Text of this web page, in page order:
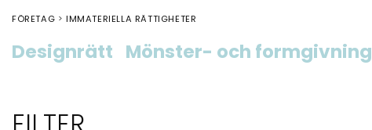
FÖRETAG IMMATERIELLA RÄTTIGHETER
Designrätt Mönster- och